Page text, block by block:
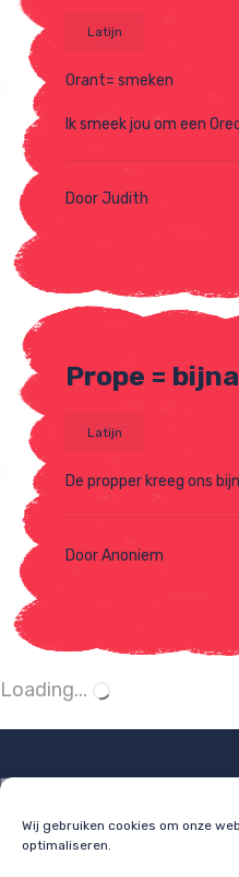
Wij gebruiken cookies om onze
optimaliseren.
Latijn
Orant= smeken
Ik smeek jou om een
Door Judith
Prope = bijna
Latijn
De propper kreeg ons
Door Anoniem
Salutare
Salutare = begroeten